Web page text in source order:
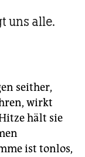
uns alle.
seither,
wirkt
hält sie
ist tonlos,